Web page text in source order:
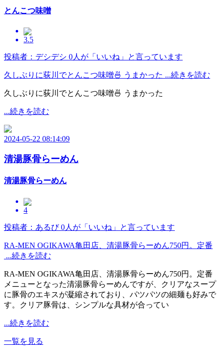
とんこつ味噌
3.5
投稿者：デシデシ 0人が「いいね」と言っています
久しぶりに荻川でとんこつ味噌🍜 うまかった ...続きを読む
久しぶりに荻川でとんこつ味噌🍜 うまかった
...続きを読む
2024-05-22 08:14:09
清湯豚骨らーめん
清湯豚骨らーめん
4
投稿者：あるび0人が「いいね」と言っています
RA-MEN OGIKAWA亀田店、清湯豚骨らーめん750円。定番
...続きを読む
RA-MEN OGIKAWA亀田店、清湯豚骨らーめん750円。定番
メニューとなった清湯豚骨らーめんですが、クリアなスープ
に豚骨のエキスが凝縮されており、パツパツの細麺も好みで
す。クリア豚骨は、シンプルな具材が合ってい
...続きを読む
一覧を見る